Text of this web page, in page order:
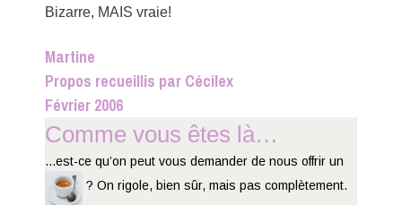
Bizarre, MAIS vraie!
Martine
Propos recueillis par Cécilex
Février 2006
Comme vous êtes là…
...est-ce qu’on peut vous demander de nous offrir un
? On rigole, bien sûr, mais pas complètement.